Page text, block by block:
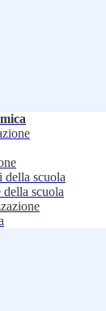
della scuola
della scuola